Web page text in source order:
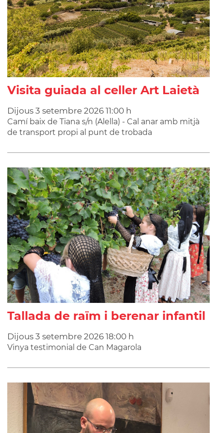
Visita guiada al celler Art Laietà
Dijous 3 setembre 2026 11:00 h
Camí baix de Tiana s/n (Alella) - Cal anar amb mitjà
de transport propi al punt de trobada
Tallada de raïm i berenar infantil
Dijous 3 setembre 2026 18:00 h
Vinya testimonial de Can Magarola